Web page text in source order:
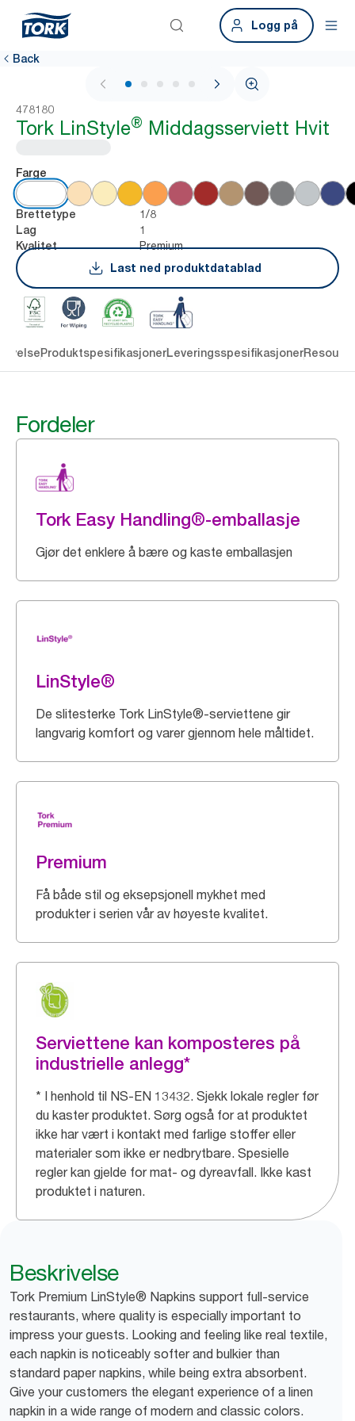
Logg på
Back
1 / 5
478180
Tork LinStyle® Middagsserviett Hvit
Farge
Brettetype 1/8
Lag 1
Kvalitet
Premium
Last ned produktdatablad
ProduktspesifikasjonerLeveringsspesifikasjoner
Fordeler
Tork Easy Handling®-emballasje
Gjør det enklere å bære og kaste emballasjen
LinStyle®
De slitesterke Tork LinStyle®-serviettene gir
langvarig komfort og varer gjennom hele måltidet.
Premium
Få både stil og eksepsjonell mykhet med
produkter i serien vår av høyeste kvalitet.
Serviettene kan komposteres på
industrielle anlegg*
* I henhold til NS-EN 13432. Sjekk lokale regler før
du kaster produktet. Sørg også for at produktet
ikke har vært i kontakt med farlige stoffer eller
materialer som ikke er nedbrytbare. Spesielle
regler kan gjelde for mat- og dyreavfall. Ikke kast
produktet i naturen.
Beskrivelse
Tork Premium LinStyle® Napkins support full-service
restaurants, where quality is especially important to
impress your guests. Looking and feeling like real textile,
each napkin is noticeably softer and bulkier than
standard paper napkins, while being extra absorbent.
Give your customers the elegant experience of a linen
napkin in a wide range of modern and classic colors.